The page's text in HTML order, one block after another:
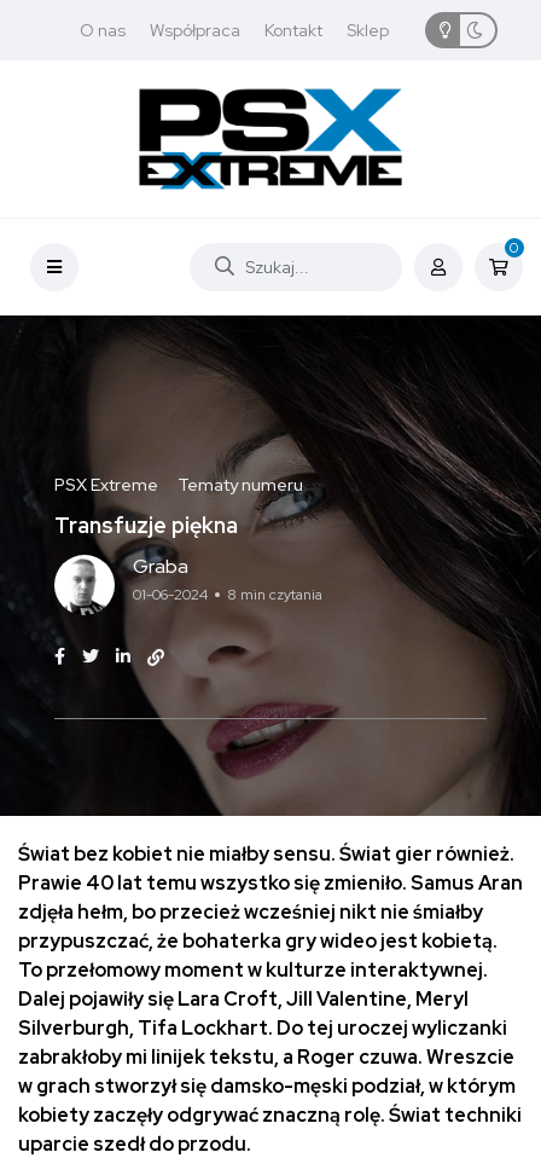
O nas Współpraca Kontakt Sklep
0
PSX Extreme Tematy numeru
Transfuzje piękna
Graba
01-06-2024 8 min czytania
Świat bez kobiet nie miałby sensu. Świat gier również.
Prawie 40 lat temu wszystko się zmieniło. Samus Aran
zdjęła hełm, bo przecież wcześniej nikt nie śmiałby
przypuszczać, że bohaterka gry wideo jest kobietą.
To przełomowy moment w kulturze interaktywnej.
Dalej pojawiły się Lara Croft, Jill Valentine, Meryl
Silverburgh, Tifa Lockhart. Do tej uroczej wyliczanki
zabrakłoby mi linijek tekstu, a Roger czuwa. Wreszcie
w grach stworzył się damsko-męski podział, w którym
kobiety zaczęły odgrywać znaczną rolę. Świat techniki
uparcie szedł do przodu.